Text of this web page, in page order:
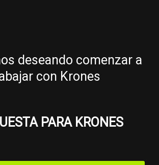
deseando comenzar a
con Krones
PARA KRONES